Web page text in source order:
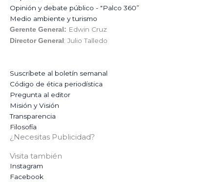
Opinión y debate público - "Palco 360”
Medio ambiente y turismo
Gerente General: Edwin Cruz
Director General: Julio Talledo
Suscríbete al boletín semanal
Código de ética periodística
Pregunta al editor
Misión y Visión
Transparencia
Filosofía
¿Necesitas Publicidad?
Visita también
Instagram
Facebook